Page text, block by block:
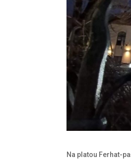
Na platou Ferhat-